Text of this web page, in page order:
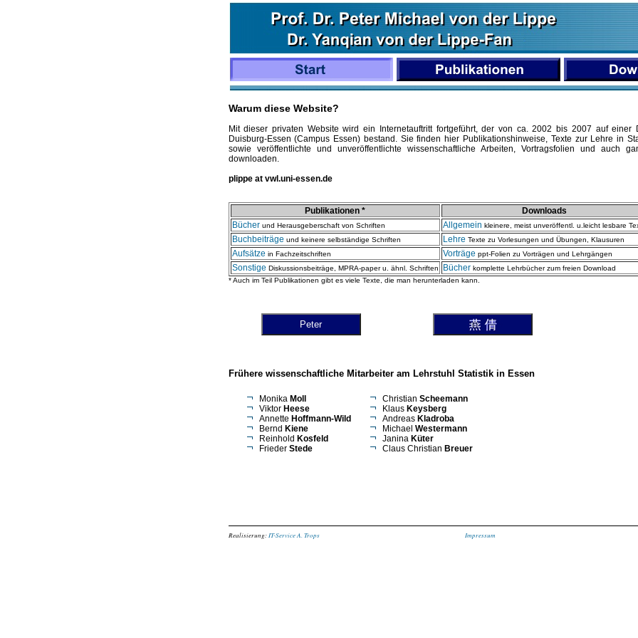
Warum diese Website?
Mit dieser privaten Website wird ein Internetauftritt fortgeführt, der von ca. 2002 bis 2007 auf einer
Duisburg-Essen (Campus Essen) bestand. Sie finden hier Publikationshinweise, Texte zur Lehre in
sowie veröffentlichte und unveröffentlichte wissenschaftliche Arbeiten, Vortragsfolien und auch
downloaden.
plippe at vwl.uni-essen.de
Publikationen *
Downloads
Bücherund Herausgeberschaft von Schriften Allgemein kleinere, meist unveröffentl. u.leicht lesbare
Buchbeiträge und keinere selbständige Schriften Lehre Texte zu Vorlesungen und Übungen, Klausuren
Aufsätze in Fachzeitschriften Vorträge ppt-Folien zu Vorträgen und Lehrgängen
Sonstige Diskussionsbeiträge, MPRA-paper u. ähnl. Schriften Bücherkomplette Lehrbücher zum freien Download
* Auch im Teil Publikationen gibt es viele Texte, die man herunterladen kann.
Frühere wissenschaftliche Mitarbeiter am Lehrstuhl Statistik in Essen
Monika Moll
Viktor Heese
Annette Hoffmann-Wild
Bernd Kiene
Reinhold Kosfeld
Frieder Stede
Christian Scheemann
Klaus Keysberg
Andreas Kladroba
Michael Westermann
Janina Küter
Claus Christian Breuer
Realisierung:IT-Service A. Trops Impressum